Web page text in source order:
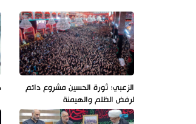
الزعبي: ثورة الحسين مشروع دائم
لرفض الظلم والهيمنة